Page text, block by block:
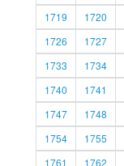
1719
1720
1726
1727
1733
1734
1740
1741
1747
1748
1754
1755
1761
1762